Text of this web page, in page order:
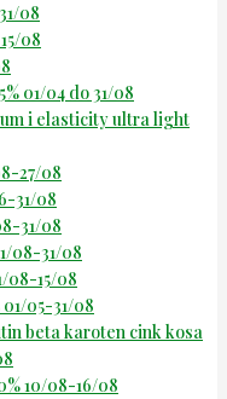
08
08
01/04 do 31/08
i elasticity ultra light
27/08
31/08
31/08
08-31/08
08-15/08
05-31/08
beta karoten cink kosa
10/08-16/08